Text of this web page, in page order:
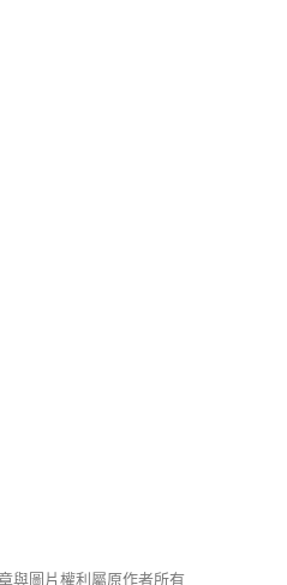
與圖片權利屬原作者所有